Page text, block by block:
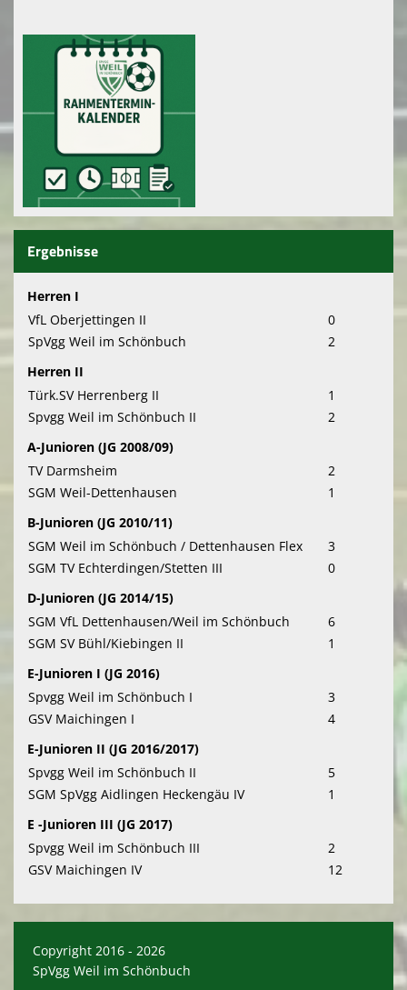
Ergebnisse
Herren I
VfL Oberjettingen II
0
SpVgg Weil im Schönbuch
2
Herren II
Türk.SV Herrenberg II
1
Spvgg Weil im Schönbuch II
2
A-Junioren (JG 2008/09)
TV Darmsheim
2
SGM Weil-Dettenhausen
1
B-Junioren (JG 2010/11)
SGM Weil im Schönbuch / Dettenhausen Flex
3
SGM TV Echterdingen/Stetten III
0
D-Junioren (JG 2014/15)
SGM VfL Dettenhausen/Weil im Schönbuch
6
SGM SV Bühl/Kiebingen II
1
E-Junioren I (JG 2016)
Spvgg Weil im Schönbuch I
3
GSV Maichingen I
4
E-Junioren II (JG 2016/2017)
Spvgg Weil im Schönbuch II
5
SGM SpVgg Aidlingen Heckengäu IV
1
E -Junioren III (JG 2017)
Spvgg Weil im Schönbuch III
2
GSV Maichingen IV
12
Copyright 2016 - 2026
SpVgg Weil im Schönbuch